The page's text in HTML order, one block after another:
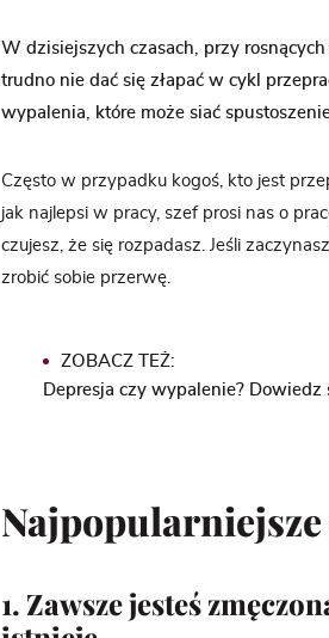
W dzisiejszych czasach, przy
trudno nie dać się złapać w cykl
wypalenia, które może siać
Często w przypadku kogoś, kto jest
jak najlepsi w pracy, szef prosi nas o
czujesz, że się rozpadasz. Jeśli
zrobić sobie przerwę.
ZOBACZ TEŻ:
Depresja czy wypalenie?
1. Zawsze jesteś